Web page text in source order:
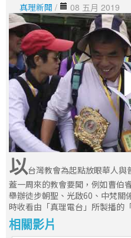
真理新聞 / 08 五月 2019
以台灣教會為起點放眼華人
蓋一周來的教會要聞，例如曹伯
舉辦徒步朝聖、光啟60、中梵
時收看由「真理電台」所製播的
相關影片